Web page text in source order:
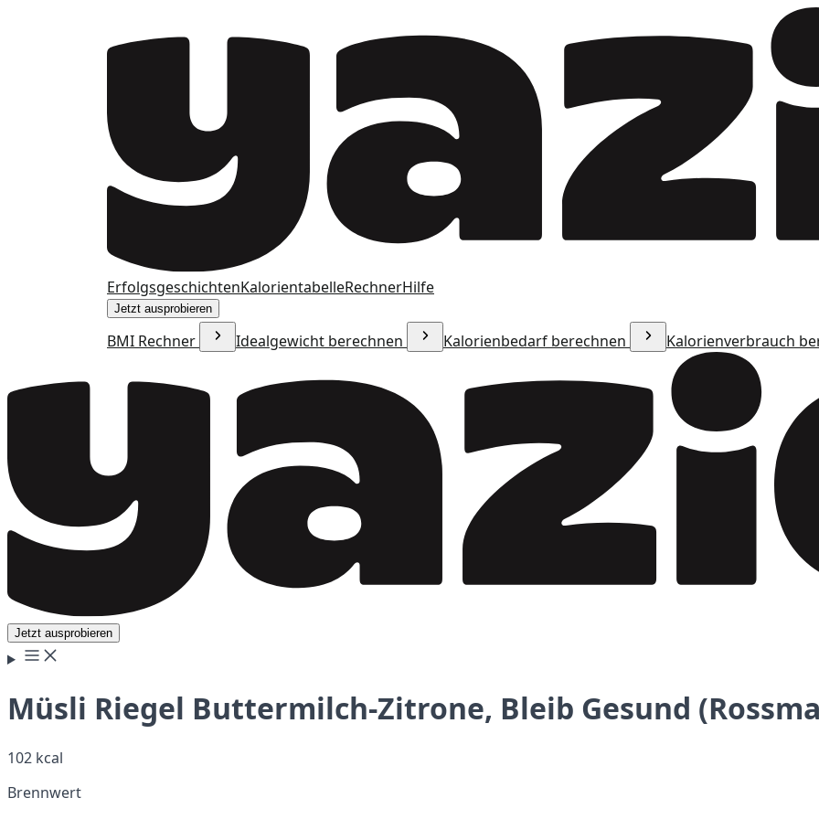
ErfolgsgeschichtenKalorientabelleRechnerHilfe
Jetzt ausprobieren
BMI Rechner Idealgewicht berechnen Kalorienbedarf berechnen Kalorienverbrauch
Jetzt ausprobieren
Müsli Riegel Buttermilch-Zitrone, Bleib Gesund
102 kcal
Brennwert